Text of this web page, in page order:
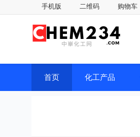
手机版 二维码 购物车
首页 化工产品